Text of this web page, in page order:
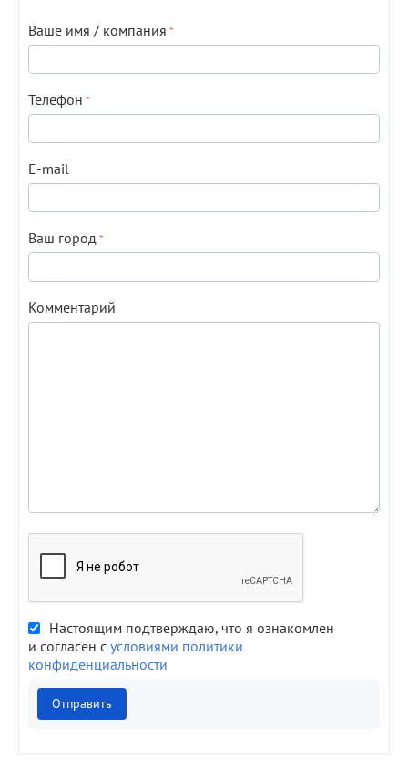
Ваше имя / компания
Телефон
E-mail
Ваш город
Комментарий
Настоящим подтверждаю, что я ознакомлен
и согласен с условиями политики
конфиденциальности
Отправить